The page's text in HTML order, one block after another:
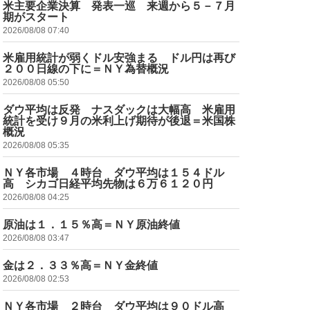
米主要企業決算 発表一巡 来週から５－７月
期がスタート
2026/08/08 07:40
米雇用統計が弱くドル安強まる ドル円は再び
２００日線の下に＝ＮＹ為替概況
2026/08/08 05:50
ダウ平均は反発 ナスダックは大幅高 米雇用
統計を受け９月の米利上げ期待が後退＝米国株
概況
2026/08/08 05:35
ＮＹ各市場 ４時台 ダウ平均は１５４ドル
高 シカゴ日経平均先物は６万６１２０円
2026/08/08 04:25
原油は１．１５％高＝ＮＹ原油終値
2026/08/08 03:47
金は２．３３％高＝ＮＹ金終値
2026/08/08 02:53
ＮＹ各市場 ２時台 ダウ平均は９０ドル高